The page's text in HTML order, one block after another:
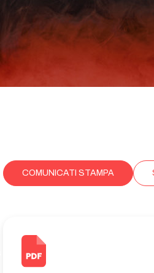
COMUNICATI STAMPA